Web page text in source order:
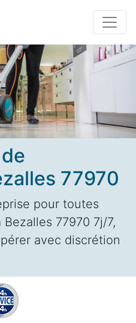
77970
pour toutes
77970 7j/7,
avec discrétion